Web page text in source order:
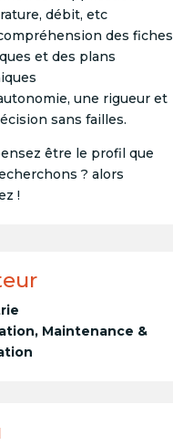
débit, etc
des fiches
et des plans
une rigueur et
sans failles.
être le profil que
? alors
!
Maintenance &